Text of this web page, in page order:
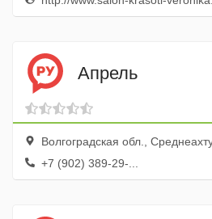
Апрель
Волгоградская обл., Среднеахтубинский р-н,
+7 (902) 389-29-...